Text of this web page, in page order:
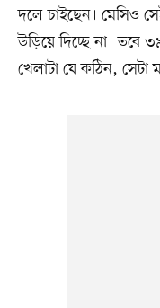
দলে চাইছেন। মেসিও
উড়িয়ে দিচ্ছে না। তবে
খেলাটা যে কঠিন, সেটা